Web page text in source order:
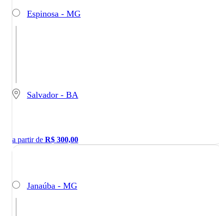
Espinosa - MG
Salvador - BA
a partir de R$ 300,00
Janaúba - MG